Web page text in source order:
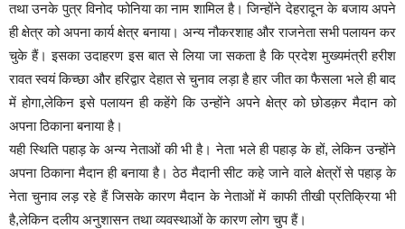
तथा उनके पुत्र विनोद फोनिया का नाम शामिल है। जिन्होंने देहरादून के बजाय अपने
ही क्षेत्र को अपना कार्य क्षेत्र बनाया। अन्य नौकरशाह और राजनेता सभी पलायन कर
चुके हैं। इसका उदाहरण इस बात से लिया जा सकता है कि प्रदेश मुख्यमंत्री हरीश
रावत स्वयं किच्छा और हरिद्वार देहात से चुनाव लड़ा है हार जीत का फैसला भले ही बाद
में होगा,लेकिन इसे पलायन ही कहेंगे कि उन्होंने अपने क्षेत्र को छोडक़र मैदान को
अपना ठिकाना बनाया है।
यही स्थिति पहाड़ के अन्य नेताओं की भी है। नेता भले ही पहाड़ के हों, लेकिन उन्होंने
अपना ठिकाना मैदान ही बनाया है। ठेठ मैदानी सीट कहे जाने वाले क्षेत्रों से पहाड़ के
नेता चुनाव लड़ रहे हैं जिसके कारण मैदान के नेताओं में काफी तीखी प्रतिक्रिया भी
है,लेकिन दलीय अनुशासन तथा व्यवस्थाओं के कारण लोग चुप हैं।